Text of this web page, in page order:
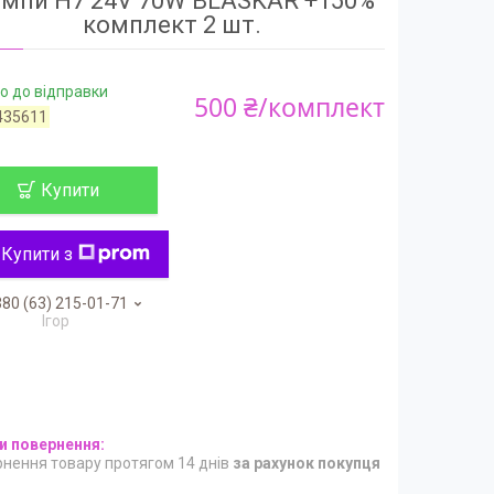
комплект 2 шт.
до відправки
500 ₴/комплект
Купити
Купити з
(63) 215-01-71
Ігор
товару протягом 14 днів за рахунок покупця